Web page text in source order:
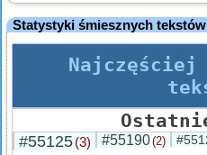
Statystyki śmiesznych tekstów
Najczęściej
#55125(3) #55190(2)